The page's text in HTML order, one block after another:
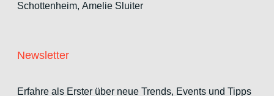
Schottenheim, Amelie Sluiter
Newsletter
Erfahre als Erster über neue Trends, Events und Tipps